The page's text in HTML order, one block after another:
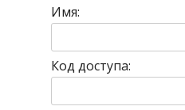
Имя:
Код доступа: